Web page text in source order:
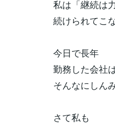
私は「継続は
続けられてこ
今日で長年
勤務した会社
そんなにしん
さて私も